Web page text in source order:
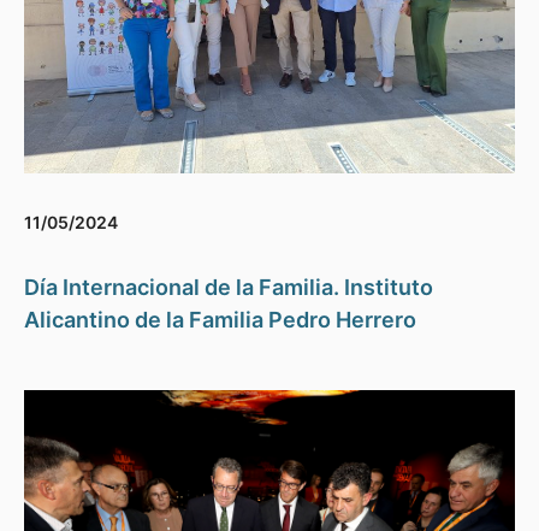
11/05/2024
Día Internacional de la Familia. Instituto
Alicantino de la Familia Pedro Herrero